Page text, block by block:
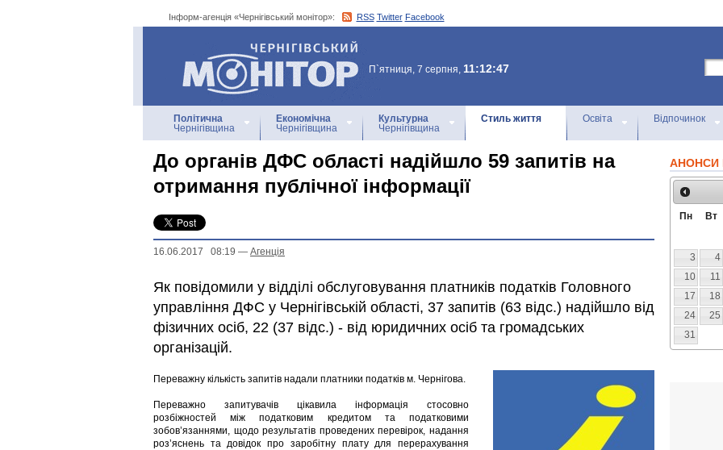
Інформ-агенція «Чернігівський монітор»: RSS Twitter Facebook
Інформ-агенція
«Чернігівський монітор»
П`ятниця, 7 серпня, 11:12:47
Політична
Чернігівщина
Економічна
Чернігівщина
Культурна
Чернігівщина
Стиль життя Освіта Відпочинок
До органів ДФС області надійшло 59 запитів на
отримання публічної інформації
16.06.2017 08:19 — Агенцiя
Як повідомили у відділі обслуговування платників податків Головного
управління ДФС у Чернігівській області, 37 запитів (63 відс.) надійшло від
фізичних осіб, 22 (37 відс.) - від юридичних осіб та громадських
організацій.
Переважну кількість запитів надали платники податків м. Чернігова.
Переважно запитувачів цікавила інформація стосовно
розбіжностей між податковим кредитом та податковими
зобов’язаннями, щодо результатів проведених перевірок, надання
роз’яснень та довідок про заробітну плату для перерахування
АНОНСИ
Пн Вт
3
4
10
11
17
18
24
25
31